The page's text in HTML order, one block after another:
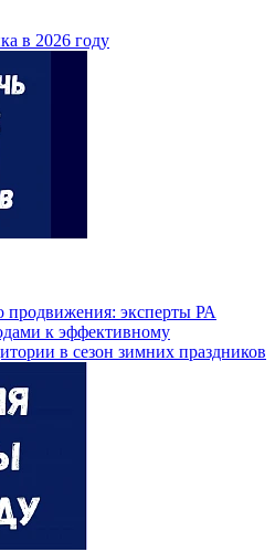
в 2026 году
продвижения: эксперты РА
к эффективному
в сезон зимних праздников